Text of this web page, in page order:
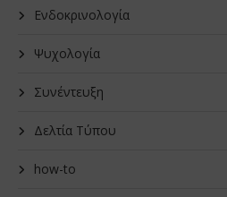
Ενδοκρινολογία
Ψυχολογία
Συνέντευξη
Δελτία Τύπου
how-to